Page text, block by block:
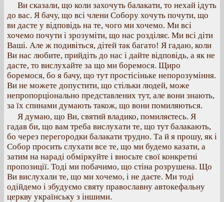
Ви сказали, що коли захочуть балакати, то нехай ідуть
до вас. Я бачу, що всі члени Собору хочуть почути, що
ви дасте у відповідь на те, чого ми хочемо. Ми всі
хочемо почути і зрозуміти, що нас розділяє. Ми всі діти
Ваші. Але ж подивіться, дітей так багато! Я гадаю, коли
Ви нас любите, прийдіть до нас і дайте відповідь, а як не
дасте, то вислухайте за що ми боремося. Щиро
боремося, бо я бачу, що тут простісіньке непорозуміння.
Ви не можете допустити, що стільки людей, може
непропорціонально представлених тут, але вони знають,
за їх спинами думають також, що вони помиляються.
Я думаю, що Ви, святий владико, помиляєтесь. Я
гадав би, що вам треба вислухати те, що тут балакають,
бо через перегородки балакати трудно. Та й я прошу, як і
Собор просить слухати все те, що ми будемо казати, а
затим на нараді обміркуйте і вносьте свої конкретні
пропозиції. Тоді ми побачимо, що стіна розрушена. Що
Ви вислухали те, що ми хочемо, і не даєте. Ми тоді
одійдемо і збудуємо святу православну автокефальну
церкву українську з іншими.